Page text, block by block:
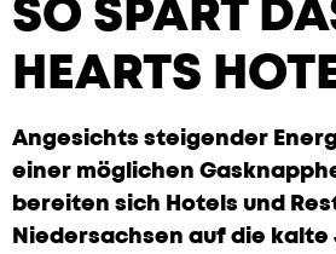
SO SPART
HEARTS
Angesichts steigender
einer möglichen
bereiten sich Hotels und
Niedersachsen auf die